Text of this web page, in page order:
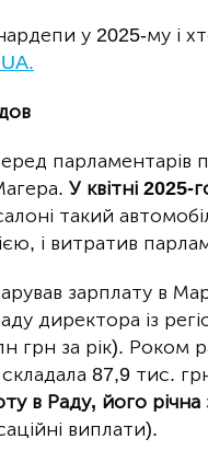
у 2025-му і
парламентарів
У квітні 2025-
такий
і витратив
зарплату в
директора із
грн за рік). Роком
87,9 тис.
в Раду, його
виплати).